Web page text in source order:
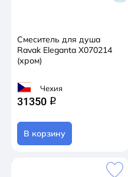
Смеситель для душа
Ravak Eleganta X070214
(хром)
Чехия
31350 q
В корзину